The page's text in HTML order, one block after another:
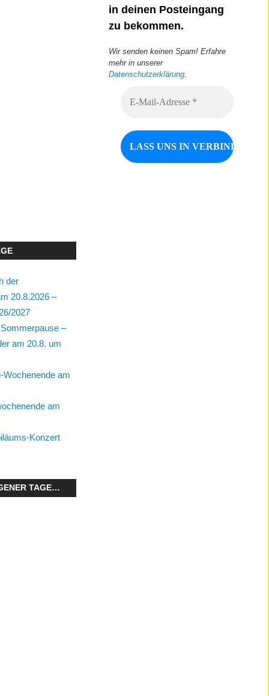
der
20.8.2026 –
2027
–
am 20.8. um
am
am
Konzert
TAGE…
in deinen Posteingang
zu bekommen.
Wir senden keinen Spam! Erfahre
mehr in unserer
Datenschutzerklärung.